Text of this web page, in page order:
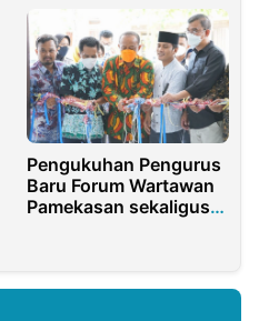
Pengukuhan Pengurus
Baru Forum Wartawan
Pamekasan sekaligus